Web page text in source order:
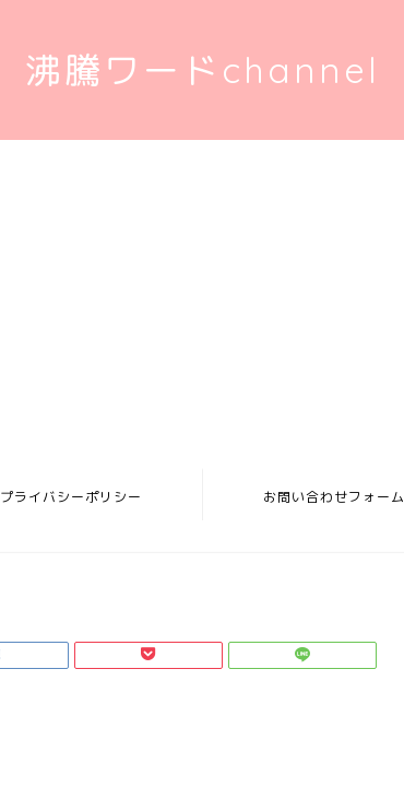
沸騰ワードchannel
プライバシーポリシー お問い合わせフォーム